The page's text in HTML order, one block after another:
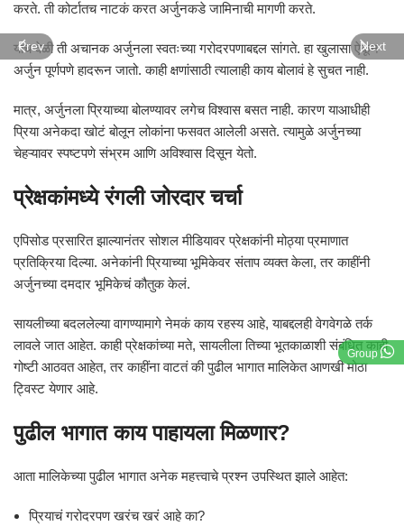
Group
करते. ती कोर्टातच नाटकं करत अर्जुनकडे जामिनाची मागणी करते.
याच वेळी ती अचानक अर्जुनला स्वतःच्या गरोदरपणाबद्दल सांगते. हा खुलासा ऐकून
अर्जुन पूर्णपणे हादरून जातो. काही क्षणांसाठी त्यालाही काय बोलावं हे सुचत नाही.
मात्र, अर्जुनला प्रियाच्या बोलण्यावर लगेच विश्वास बसत नाही. कारण याआधीही
प्रिया अनेकदा खोटं बोलून लोकांना फसवत आलेली असते. त्यामुळे अर्जुनच्या
चेहऱ्यावर स्पष्टपणे संभ्रम आणि अविश्वास दिसून येतो.
प्रेक्षकांमध्ये रंगली जोरदार चर्चा
एपिसोड प्रसारित झाल्यानंतर सोशल मीडियावर प्रेक्षकांनी मोठ्या प्रमाणात
प्रतिक्रिया दिल्या. अनेकांनी प्रियाच्या भूमिकेवर संताप व्यक्त केला, तर काहींनी
अर्जुनच्या दमदार भूमिकेचं कौतुक केलं.
सायलीच्या बदललेल्या वागण्यामागे नेमकं काय रहस्य आहे, याबद्दलही वेगवेगळे तर्क
लावले जात आहेत. काही प्रेक्षकांच्या मते, सायलीला तिच्या भूतकाळाशी संबंधित काही
गोष्टी आठवत आहेत, तर काहींना वाटतं की पुढील भागात मालिकेत आणखी मोठा
ट्विस्ट येणार आहे.
पुढील भागात काय पाहायला मिळणार?
आता मालिकेच्या पुढील भागात अनेक महत्त्वाचे प्रश्न उपस्थित झाले आहेत:
प्रियाचं गरोदरपण खरंच खरं आहे का?
Prev Next